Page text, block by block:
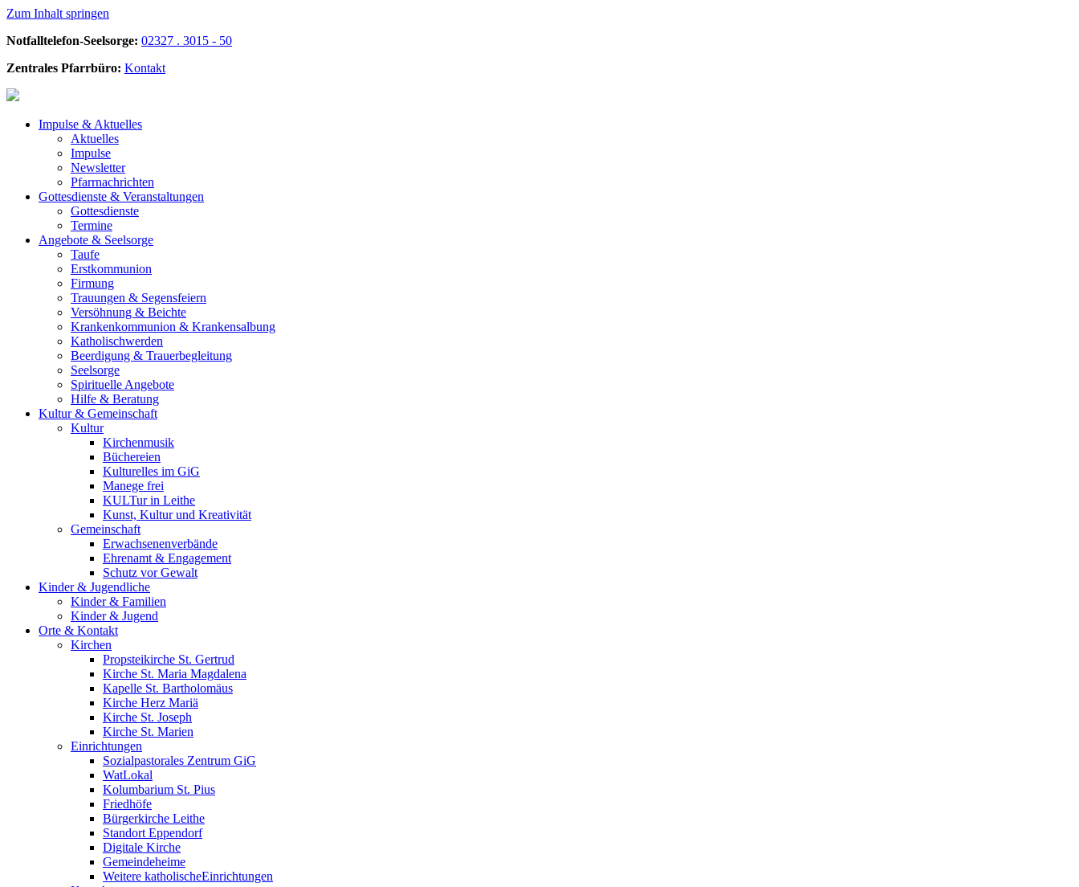
Zum Inhalt springen
Notfalltelefon-Seelsorge: 02327 . 3015 - 50
Zentrales Pfarrbüro: Kontakt
Impulse & Aktuelles
Aktuelles
Impulse
Newsletter
Pfarrnachrichten
Gottesdienste & Veranstaltungen
Gottesdienste
Termine
Angebote & Seelsorge
Taufe
Erstkommunion
Firmung
Trauungen & Segensfeiern
Versöhnung & Beichte
Krankenkommunion & Krankensalbung
Katholischwerden
Beerdigung & Trauerbegleitung
Seelsorge
Spirituelle Angebote
Hilfe & Beratung
Kultur & Gemeinschaft
Kultur
Kirchenmusik
Büchereien
Kulturelles im GiG
Manege frei
KULTur in Leithe
Kunst, Kultur und Kreativität
Gemeinschaft
Erwachsenenverbände
Ehrenamt & Engagement
Schutz vor Gewalt
Kinder & Jugendliche
Kinder & Familien
Kinder & Jugend
Orte & Kontakt
Kirchen
Propsteikirche St. Gertrud
Kirche St. Maria Magdalena
Kapelle St. Bartholomäus
Kirche Herz Mariä
Kirche St. Joseph
Kirche St. Marien
Einrichtungen
Sozialpastorales Zentrum GiG
WatLokal
Kolumbarium St. Pius
Friedhöfe
Bürgerkirche Leithe
Standort Eppendorf
Digitale Kirche
Gemeindeheime
Weitere katholische­­Einrichtungen